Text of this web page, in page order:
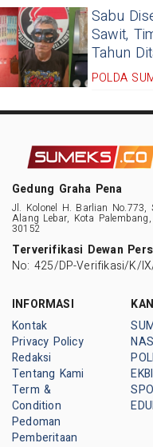
Sabu
Sawit,
Tahun
POLDA
Gedung Graha Pena
Jl. Kolonel H. Barlian No.773,
Alang Lebar, Kota
30152
Terverifikasi Dewan Pers
No: 425/DP-Verifikasi/K/
INFORMASI
Kontak
Privacy Policy
Redaksi
Tentang Kami
Term &
Condition
Pedoman
Pemberitaan